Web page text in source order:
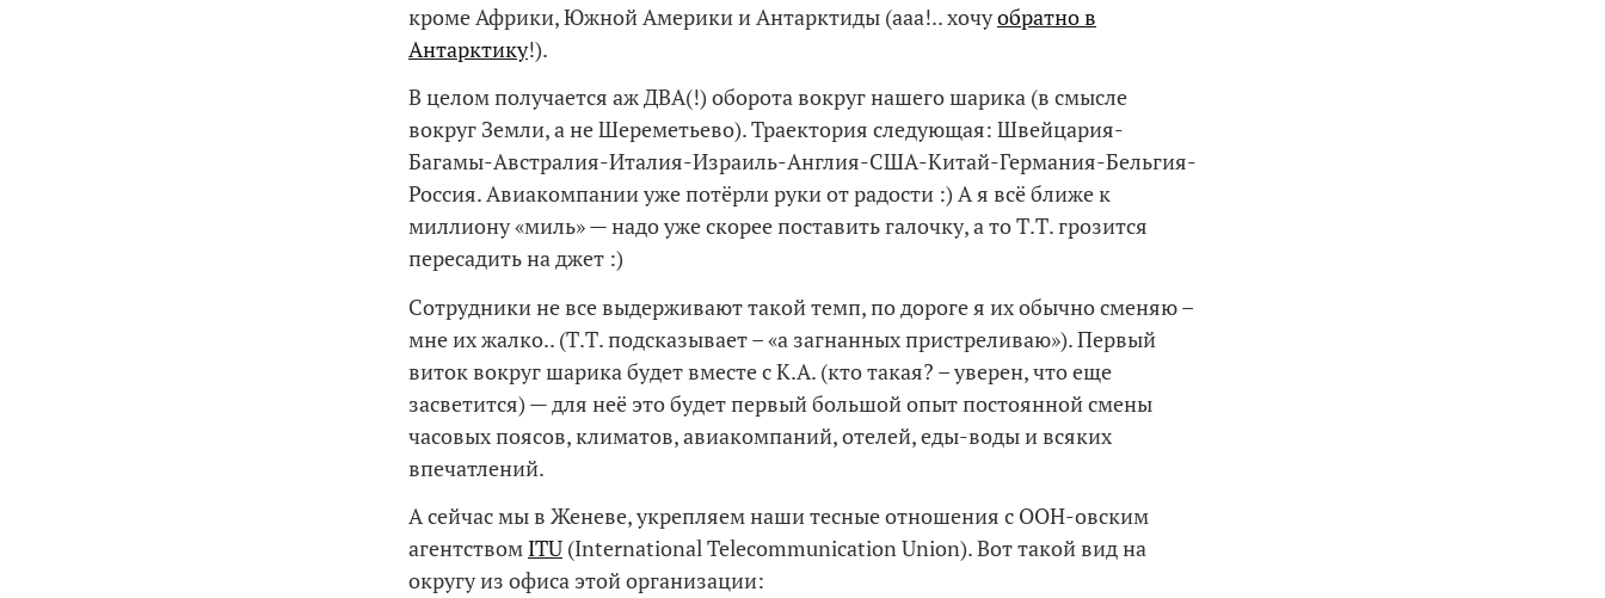
кроме Африки, Южной Америки и Антарктиды (ааа!.. хочуобратно в
Антарктику!).
В целом получается аж ДВА(!) оборота вокруг нашего шарика (в смысле
вокруг Земли, а не Шереметьево). Траектория следующая: Швейцария-
Багамы-Австралия-Италия-Израиль-Англия-США-Китай-Германия-Бельгия-
Россия. Авиакомпании уже потёрли руки от радости :) А я всё ближе к
миллиону «миль» — надо уже скорее поставить галочку, а то Т.Т. грозится
пересадить на джет :)
Сотрудники не все выдерживают такой темп, по дороге я их обычно сменяю –
мне их жалко.. (Т.Т. подсказывает – «а загнанных пристреливаю»). Первый
виток вокруг шарика будет вместе с К.А. (кто такая? – уверен, что еще
засветится) — для неё это будет первый большой опыт постоянной смены
часовых поясов, климатов, авиакомпаний, отелей, еды-воды и всяких
впечатлений.
А сейчас мы в Женеве, укрепляем наши тесные отношения с ООН-овским
агентством ITU (International Telecommunication Union). Вот такой вид на
округу из офиса этой организации: